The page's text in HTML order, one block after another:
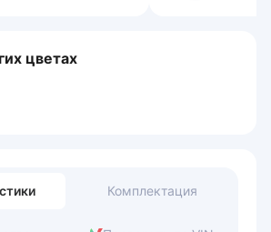
цветах
Комплектация